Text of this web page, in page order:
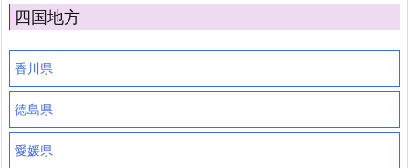
四国地方
香川県
徳島県
愛媛県